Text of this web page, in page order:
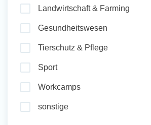
Landwirtschaft & Farming
Gesundheitswesen
Tierschutz & Pflege
Sport
Workcamps
sonstige